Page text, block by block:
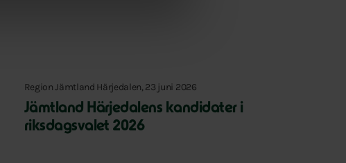
Region Jämtland Härjedalen, 23 juni 2026
Jämtland Härjedalens kandidater i
riksdagsvalet 2026